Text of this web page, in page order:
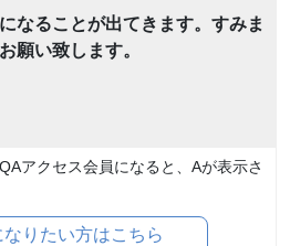
なることが出てきます。すみま
願い致します。
アクセス会員になると、Aが表示さ
りたい方はこちら